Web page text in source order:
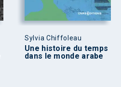
Sylvia Chiffoleau
Une histoire du temps
dans le monde arabe